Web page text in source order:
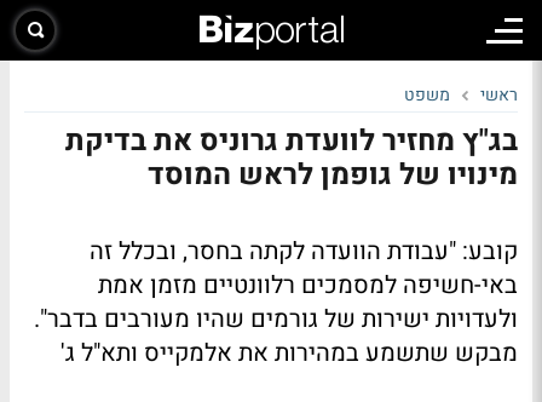
ראשי משפט
בג"ץ מחזיר לוועדת גרוניס את בדיקת
מינויו של גופמן לראש המוסד
קובע: "עבודת הוועדה לקתה בחסר, ובכלל זה
באי-חשיפה למסמכים רלוונטיים מזמן אמת
ולעדויות ישירות של גורמים שהיו מעורבים בדבר".
מבקש שתשמע במהירות את אלמקייס ותא"ל ג'